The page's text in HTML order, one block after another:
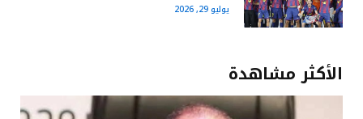
يوليو 29, 2026
الأكثر مشاهدة